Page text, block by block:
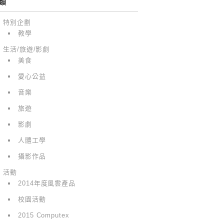
特別企劃
教學
生活/旅遊/影劇
美食
愛心公益
音樂
旅遊
影劇
人體工學
攝影作品
活動
2014年度風雲產品
校園活動
2015 Computex